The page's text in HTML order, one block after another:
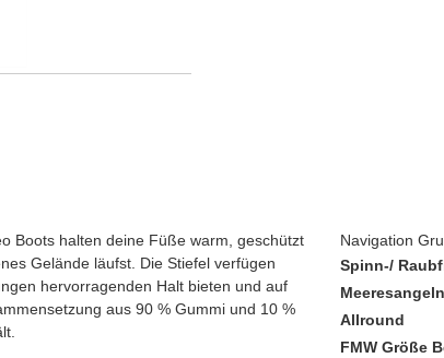
Boots halten deine Füße warm, geschützt
Gelände läufst. Die Stiefel verfügen
hervorragenden Halt bieten und auf
aus 90 % Gummi und 10 %
Navigation
Spinn-/
Meeresangeln
Allround
FMW Größe